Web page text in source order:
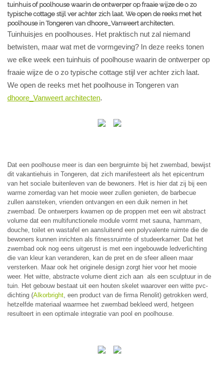
tuinhuis of poolhouse waarin de ontwerper op fraaie wijze de o zo
typische cottage stijl ver achter zich laat. We open de reeks met het
poolhouse in Tongeren van dhoore_Vanweert architecten.
Tuinhuisjes en poolhouses. Het praktisch nut zal niemand
betwisten, maar wat met de vormgeving? In deze reeks tonen
we elke week een tuinhuis of poolhouse waarin de ontwerper op
fraaie wijze de o zo typische cottage stijl ver achter zich laat.
We open de reeks met het poolhouse in Tongeren van
dhoore_Vanweert architecten.
Dat een poolhouse meer is dan een bergruimte bij het zwembad, bewijst
dit vakantiehuis in Tongeren, dat zich manifesteert als het epicentrum
van het sociale buitenleven van de bewoners. Het is hier dat zij bij een
warme zomerdag van het mooie weer zullen genieten, de barbecue
zullen aansteken, vrienden ontvangen en een duik nemen in het
zwembad. De ontwerpers kwamen op de proppen met een wit abstract
volume dat een multifunctionele module vormt met sauna, hammam,
douche, toilet en wastafel en aansluitend een polyvalente ruimte die de
bewoners kunnen inrichten als fitnessruimte of studeerkamer. Dat het
zwembad ook nog eens uitgerust is met een ingebouwde ledverlichting
die van kleur kan veranderen, kan de pret en de sfeer alleen maar
versterken. Maar ook het originele design zorgt hier voor het mooie
weer. Het witte, abstracte volume dient zich aan als een sculptuur in de
tuin. Het gebouw bestaat uit een houten skelet waarover een witte pvc-
dichting (Alkorbright, een product van de firma Renolit) getrokken werd,
hetzelfde materiaal waarmee het zwembad bekleed werd, hetgeen
resulteert in een optimale integratie van pool en poolhouse.